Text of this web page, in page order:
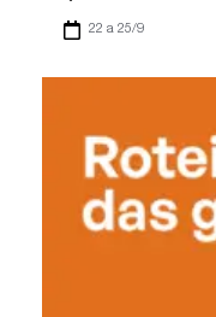
22 a 25/9